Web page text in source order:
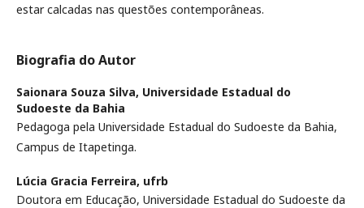
estar calcadas nas questões contemporâneas.
Biografia do Autor
Saionara Souza Silva, Universidade Estadual do
Sudoeste da Bahia
Pedagoga pela Universidade Estadual do Sudoeste da Bahia,
Campus de Itapetinga.
Lúcia Gracia Ferreira, ufrb
Doutora em Educação, Universidade Estadual do Sudoeste da